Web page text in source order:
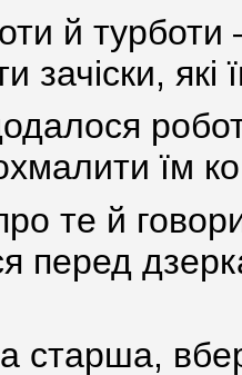
й турботи
зачіски,
їм
те й
перед